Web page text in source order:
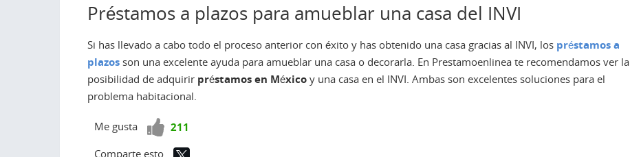
Préstamos a plazos para amueblar una casa del INVI
Si has llevado a cabo todo el proceso anterior con éxito y has obtenido una casa gracias al INVI, los préstamos a
plazos son una excelente ayuda para amueblar una casa o decorarla. En Prestamoenlinea te recomendamos ver la
posibilidad de adquirir préstamos en México y una casa en el INVI. Ambas son excelentes soluciones para el
problema habitacional.
Me gusta
¡Vota211
Comparte esto